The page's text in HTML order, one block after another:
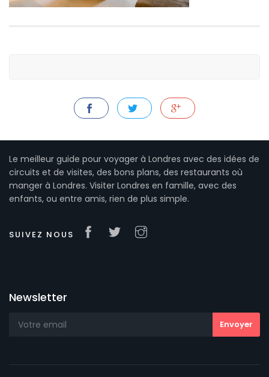
Le meilleur guide pour voyager à Londres avec des idées de
circuits et de visites, des bons plans, des restaurants où
manger à Londres. Visiter Londres en famille, avec des
enfants, ou entre amis, rien de plus simple.
SUIVEZ NOUS
Newsletter